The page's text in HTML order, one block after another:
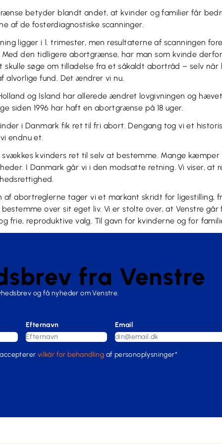
betyder blandt andet, at kvinder og familier får
af de fosterdiagnostiske scanninger.
ligger i 1. trimester, men resultaterne af scanningen
Med den tidligere abortgrænse, har man som kvinde
skulle søge om tilladelse fra et såkaldt abortråd – selv når
alvorlige fund. Det ændrer vi nu.
og Island har allerede ændret lovgivningen og
siden 1996 har haft en abortgrænse på 18 uger.
i Danmark fik ret til fri abort. Dengang tog vi et
endnu et.
kvinders ret til selv at bestemme. Mange
I Danmark går vi i den modsatte retning. Vi viser, at
af abortreglerne tager vi et markant skridt for ligestilling,
over sit eget liv. Vi er stolte over, at Venstre
frie, reproduktive valg. Til gavn for kvinderne og for
fra Venstre
og få nyheder om Venstre.
Efternavn Email
vilkår for behandling af personoplysninger*